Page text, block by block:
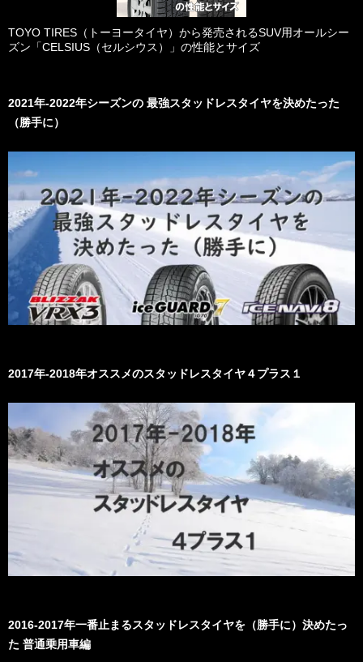
TOYO TIRES（トーヨータイヤ）から発売されるSUV用オールシー
ズン「CELSIUS（セルシウス）」の性能とサイズ
2021年-2022年シーズンの 最強スタッドレスタイヤを決めたった
（勝手に）
2017年-2018年オススメのスタッドレスタイヤ４プラス１
2016-2017年一番止まるスタッドレスタイヤを（勝手に）決めたっ
た 普通乗用車編